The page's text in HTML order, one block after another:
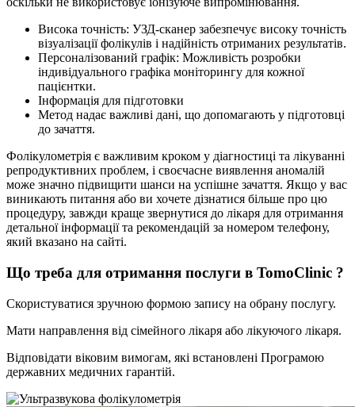
Висока точність: УЗД-сканер забезпечує високу точність
візуалізації фолікулів і надійність отриманих результатів.
Персоналізований графік: Можливість розробки
індивідуального графіка моніторингу для кожної
пацієнтки.
Інформація для підготовки
Метод надає важливі дані, що допомагають у підготовці
до зачаття.
Фолікулометрія є важливим кроком у діагностиці та лікуванні
репродуктивних проблем, і своєчасне виявлення аномалій
може значно підвищити шанси на успішне зачаття. Якщо у вас
виникають питання або ви хочете дізнатися більше про цю
процедуру, завжди краще звернутися до лікаря для отримання
детальної інформації та рекомендацій за номером телефону,
який вказано на сайті.
Що треба для отримання послуги в TomoClinic ?
Скористуватися зручною формою запису на обрану послугу.
Мати направлення від сімейного лікаря або лікуючого лікаря.
Відповідати віковим вимогам, які встановлені Програмою
державних медичних гарантій.